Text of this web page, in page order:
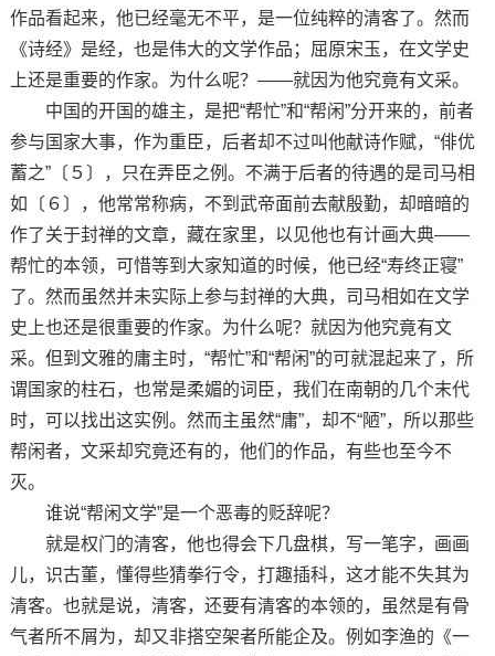
作品看起来，他已经毫无不平，是一位纯粹的清客了。然而
《诗经》是经，也是伟大的文学作品；屈原宋玉，在文学史
上还是重要的作家。为什么呢？——就因为他究竟有文采。
中国的开国的雄主，是把“帮忙”和“帮闲”分开来的，前者
参与国家大事，作为重臣，后者却不过叫他献诗作赋，“俳优
蓄之”〔５〕，只在弄臣之例。不满于后者的待遇的是司马相
如〔６〕，他常常称病，不到武帝面前去献殷勤，却暗暗的
作了关于封禅的文章，藏在家里，以见他也有计画大典——
帮忙的本领，可惜等到大家知道的时候，他已经“寿终正寝”
了。然而虽然并未实际上参与封禅的大典，司马相如在文学
史上也还是很重要的作家。为什么呢？就因为他究竟有文
采。但到文雅的庸主时，“帮忙”和“帮闲”的可就混起来了，所
谓国家的柱石，也常是柔媚的词臣，我们在南朝的几个末代
时，可以找出这实例。然而主虽然“庸”，却不“陋”，所以那些
帮闲者，文采却究竟还有的，他们的作品，有些也至今不
灭。
谁说“帮闲文学”是一个恶毒的贬辞呢？
就是权门的清客，他也得会下几盘棋，写一笔字，画画
儿，识古董，懂得些猜拳行令，打趣插科，这才能不失其为
清客。也就是说，清客，还要有清客的本领的，虽然是有骨
气者所不屑为，却又非搭空架者所能企及。例如李渔的《一